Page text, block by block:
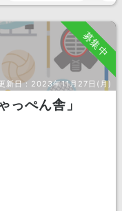
募集中
更新日： 2023年11月27日(月)
っぺん舎」